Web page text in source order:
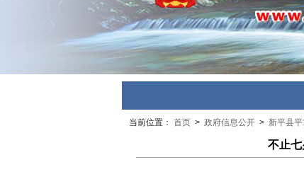
当前位置： 首页 > 政府信息公开 > 新平县
不止